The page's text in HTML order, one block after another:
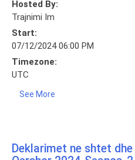
Hosted By:
Trajnimi Im
Start:
07/12/2024 06:00 PM
Timezone:
UTC
See More
Deklarimet ne shtet